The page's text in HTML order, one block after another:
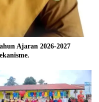
Ajaran 2026-2027
Mekanisme.